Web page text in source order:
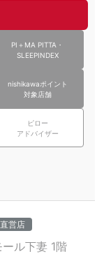
PI＋MA PITTA・
SLEEPINDEX
nishikawaポイント
対象店舗
ピロー
アドバイザー
直営店
ル下妻 1階